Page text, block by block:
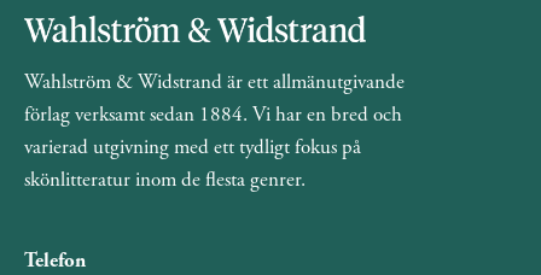
Wahlström & Widstrand är ett allmänutgivande
förlag verksamt sedan 1884. Vi har en bred och
varierad utgivning med ett tydligt fokus på
skönlitteratur inom de flesta genrer.
Telefon